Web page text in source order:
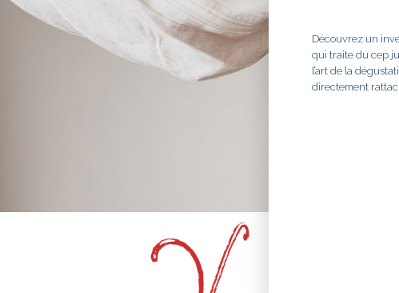
Découvrez un
qui traite du cep
l’art de la
directement